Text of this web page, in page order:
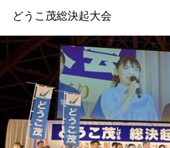
どうこ茂総決起大会